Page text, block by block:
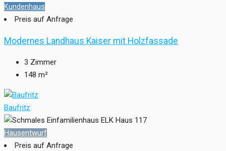
Kundenhaus
Preis auf Anfrage
Modernes Landhaus Kaiser mit Holzfassade
3 Zimmer
148 m²
Baufritz
Hausentwurf
Preis auf Anfrage